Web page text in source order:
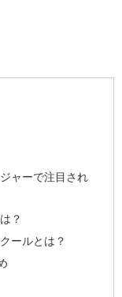
ャーで注目され
？
ールとは？